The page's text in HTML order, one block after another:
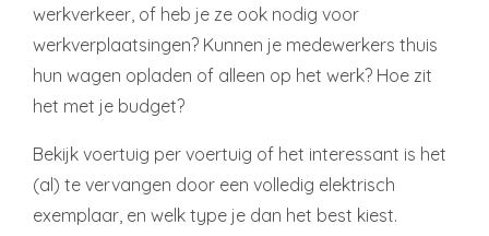
werkverkeer, of heb je ze ook nodig voor
werkverplaatsingen? Kunnen je medewerkers thuis
hun wagen opladen of alleen op het werk? Hoe zit
het met je budget?
Bekijk voertuig per voertuig of het interessant is het
(al) te vervangen door een volledig elektrisch
exemplaar, en welk type je dan het best kiest.